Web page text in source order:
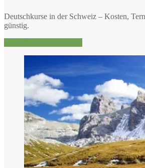
Deutschkurse in der Schweiz – Kosten,
günstig.